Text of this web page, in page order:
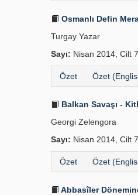
Osmanlı Defin
Turgay Yazar
Sayı: Nisan 2014, Cilt
Özet Özet
Balkan Savaşı -
Georgi Zelengora
Sayı: Nisan 2014, Cilt
Özet Özet
Abbasîler